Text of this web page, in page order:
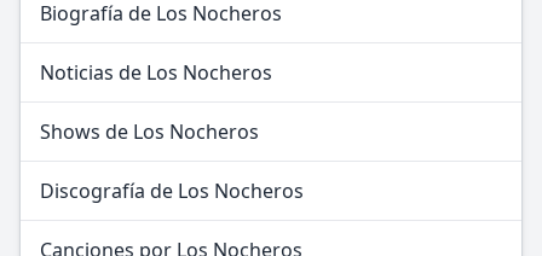
Biografía de Los Nocheros
Noticias de Los Nocheros
Shows de Los Nocheros
Discografía de Los Nocheros
Canciones por Los Nocheros